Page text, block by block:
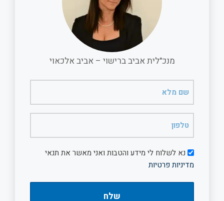
מנכ"לית אביב ברישוי – אביב אלכאוי
מלא
דיוורנא לשלוח לי מידע והטבות ואני מאשר את תנאי
מדיניות פרטיות